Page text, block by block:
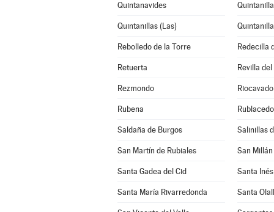
Quintanavides
Quintanillas (Las)
Rebolledo de la Torre Redecilla
Retuerta Revilla
Rezmondo
Rubena
Saldaña de Burgos Salinillas
San Martín de Rubiales San
Santa Gadea del Cid Santa Inés
Santa María Rivarredonda Santa